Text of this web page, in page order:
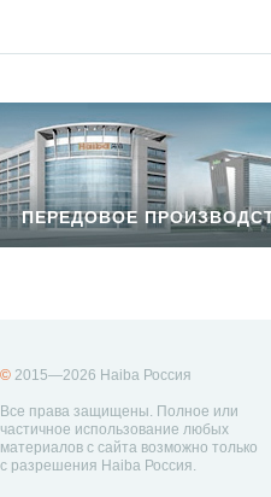
ПЕРЕДОВОЕ
© 2015—2026 Haiba Россия
Все права защищены. Полное или
частичное использование любых
материалов с сайта возможно только
с разрешения Haiba Россия.